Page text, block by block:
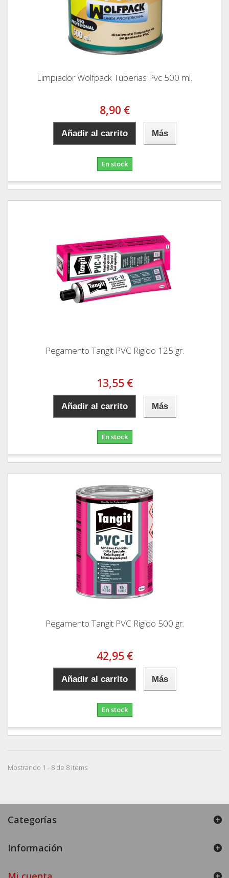
Limpiador Wolfpack Tuberias Pvc 500 ml.
8,90 €
Añadir al carrito Más
En stock
Pegamento Tangit PVC Rigido 125 gr.
13,55 €
Añadir al carrito Más
En stock
Pegamento Tangit PVC Rigido 500 gr.
42,95 €
Añadir al carrito Más
En stock
Mostrando 1 - 8 de 8 items
Categorías
Información